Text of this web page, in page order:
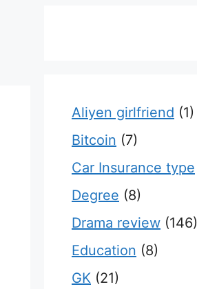
Aliyen girlfriend (1)
Bitcoin (7)
Car Insurance type
Degree (8)
Drama review (146)
Education (8)
GK (21)